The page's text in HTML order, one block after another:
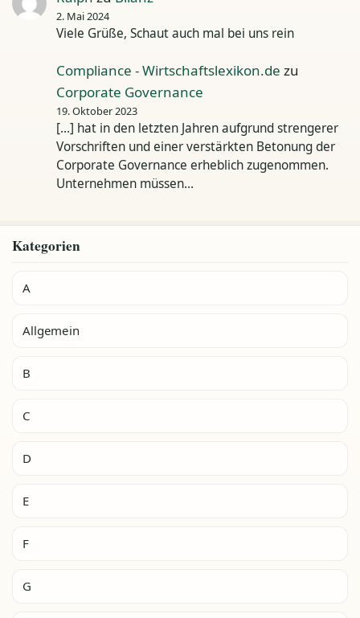
2. Mai 2024
Viele Grüße, Schaut auch mal bei uns rein
Compliance - Wirtschaftslexikon.de zu
Corporate Governance
19. Oktober 2023
[…] hat in den letzten Jahren aufgrund strengerer
Vorschriften und einer verstärkten Betonung der
Corporate Governance erheblich zugenommen.
Unternehmen müssen…
Kategorien
A
Allgemein
B
C
D
E
F
G